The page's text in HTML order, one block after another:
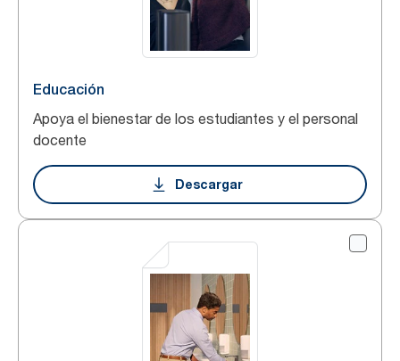
Educación
Apoya el bienestar de los estudiantes y el personal
docente
Descargar